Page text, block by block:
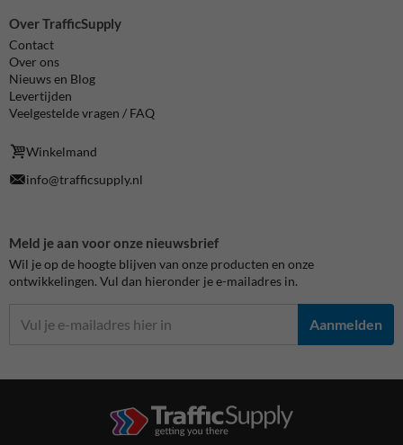
Over TrafficSupply
Contact
Over ons
Nieuws en Blog
Levertijden
Veelgestelde vragen / FAQ
Winkelmand
info@trafficsupply.nl
Meld je aan voor onze nieuwsbrief
Wil je op de hoogte blijven van onze producten en onze
ontwikkelingen. Vul dan hieronder je e-mailadres in.
Aanmelden